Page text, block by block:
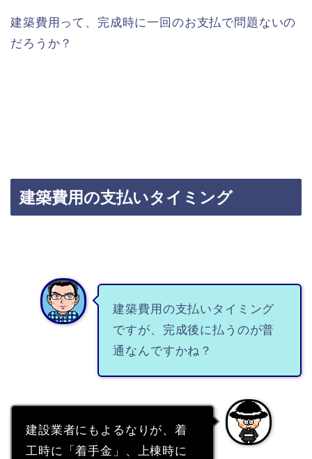
建築費用って、完成時に一回のお支払で問題ないの
だろうか？
建築費用の支払いタイミング
建築費用の支払いタイミング
ですが、完成後に払うのが普
通なんですかね？
建設業者にもよるなりが、着
工時に「着手金」、上棟時に